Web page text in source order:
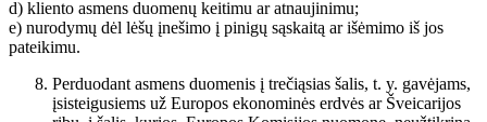
d) kliento asmens duomenų keitimu ar atnaujinimu;
e) nurodymų dėl lėšų įnešimo į pinigų sąskaitą ar išėmimo iš jos
pateikimu.
Perduodant asmens duomenis į trečiąsias šalis, t. y. gavėjams,
įsisteigusiems už Europos ekonominės erdvės ar Šveicarijos